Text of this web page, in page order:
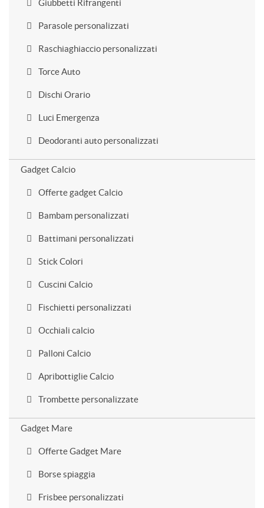
Giubbetti Rifrangenti
Parasole personalizzati
Raschiaghiaccio personalizzati
Torce Auto
Dischi Orario
Luci Emergenza
Deodoranti auto personalizzati
Gadget Calcio
Offerte gadget Calcio
Bambam personalizzati
Battimani personalizzati
Stick Colori
Cuscini Calcio
Fischietti personalizzati
Occhiali calcio
Palloni Calcio
Apribottiglie Calcio
Trombette personalizzate
Gadget Mare
Offerte Gadget Mare
Borse spiaggia
Frisbee personalizzati